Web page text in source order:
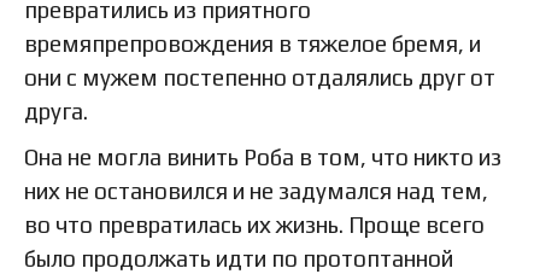
превратились из приятного
времяпрепровождения в тяжелое бремя, и
они с мужем постепенно отдалялись друг от
друга.
Она не могла винить Роба в том, что никто из
них не остановился и не задумался над тем,
во что превратилась их жизнь. Проще всего
было продолжать идти по протоптанной